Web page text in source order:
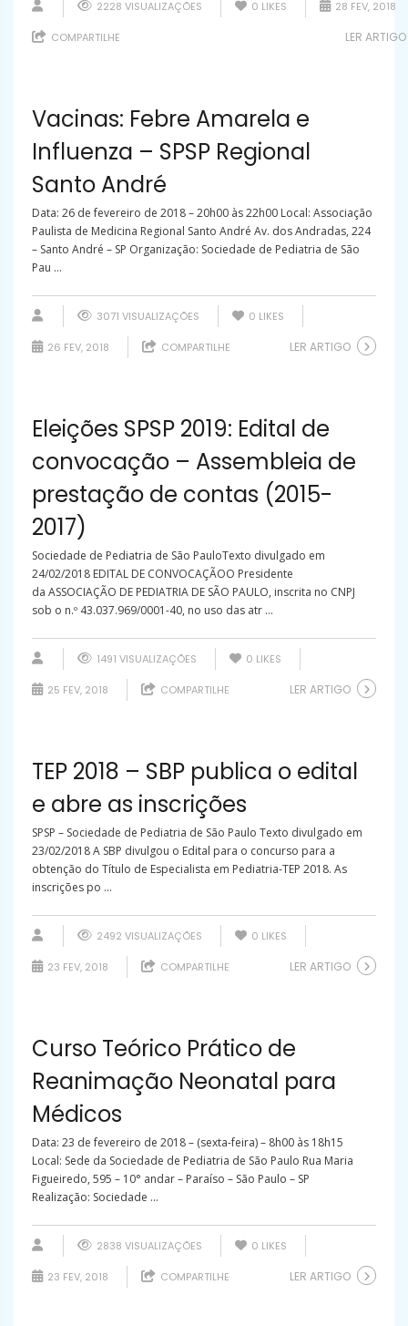
2228 VISUALIZAÇÕES 0 LIKES 28 FEV, 2018
COMPARTILHE LER ARTIGO
Vacinas: Febre Amarela e
Influenza – SPSP Regional
Santo André
Data: 26 de fevereiro de 2018 – 20h00 às 22h00 Local: Associação
Paulista de Medicina Regional Santo André Av. dos Andradas, 224
– Santo André – SP Organização: Sociedade de Pediatria de São
Pau ...
3071 VISUALIZAÇÕES 0 LIKES
26 FEV, 2018 COMPARTILHE LER ARTIGO
Eleições SPSP 2019: Edital de
convocação – Assembleia de
prestação de contas (2015-
2017)
Sociedade de Pediatria de São PauloTexto divulgado em
24/02/2018 EDITAL DE CONVOCAÇÃOO Presidente
da ASSOCIAÇÃO DE PEDIATRIA DE SÃO PAULO, inscrita no CNPJ
sob o n.º 43.037.969/0001-40, no uso das atr ...
1491 VISUALIZAÇÕES 0 LIKES
25 FEV, 2018 COMPARTILHE LER ARTIGO
TEP 2018 – SBP publica o edital
e abre as inscrições
SPSP – Sociedade de Pediatria de São Paulo Texto divulgado em
23/02/2018 A SBP divulgou o Edital para o concurso para a
obtenção do Título de Especialista em Pediatria-TEP 2018. As
inscrições po ...
2492 VISUALIZAÇÕES 0 LIKES
23 FEV, 2018 COMPARTILHE LER ARTIGO
Curso Teórico Prático de
Reanimação Neonatal para
Médicos
Data: 23 de fevereiro de 2018 – (sexta-feira) – 8h00 às 18h15
Local: Sede da Sociedade de Pediatria de São Paulo Rua Maria
Figueiredo, 595 – 10° andar – Paraíso – São Paulo – SP
Realização: Sociedade ...
2838 VISUALIZAÇÕES 0 LIKES
23 FEV, 2018 COMPARTILHE LER ARTIGO